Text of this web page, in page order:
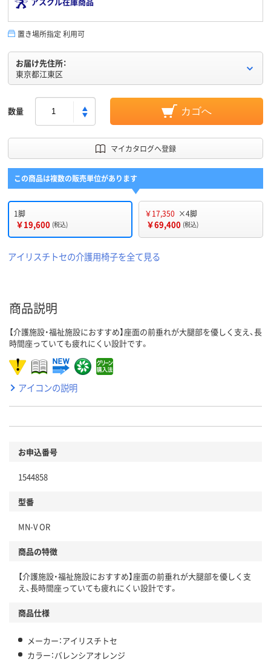
置き場所指定 利用可
お届け先住所：
東京都江東区
数量 カゴへ
マイカタログへ登録
この商品は複数の販売単位があります
1脚
￥19,600 (税込)
￥17,350 ×4脚
￥69,400 (税込)
アイリスチトセの介護用椅子を全て見る
商品説明
【介護施設・福祉施設におすすめ】座面の前垂れが大腿部を優しく支え、長
時間座っていても疲れにくい設計です。
アイコンの説明
お申込番号
1544858
型番
MN-V OR
商品の特徴
【介護施設・福祉施設におすすめ】座面の前垂れが大腿部を優しく支
え、長時間座っていても疲れにくい設計です。
商品仕様
メーカー：アイリスチトセ
カラー：バレンシアオレンジ